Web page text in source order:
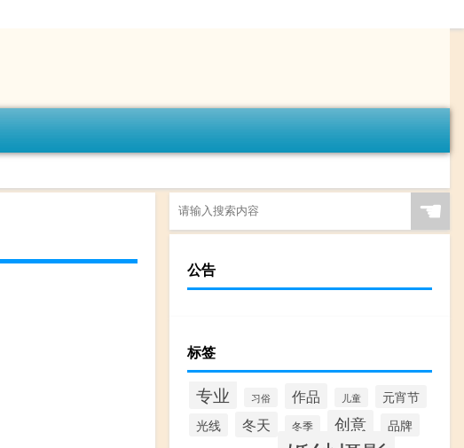
☚
公告
标签
专业 习俗 作品 儿童
元宵节
光线
冬天 冬季 创意 品牌